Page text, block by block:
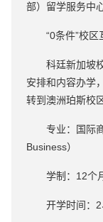
部）留学服务中
“0条件”校区
科廷新加坡校
安排和内容办学
转到澳洲珀斯校
专业：国际商
Business）
学制：12个
开学时间：2